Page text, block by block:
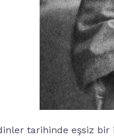
tarihinde eşsiz